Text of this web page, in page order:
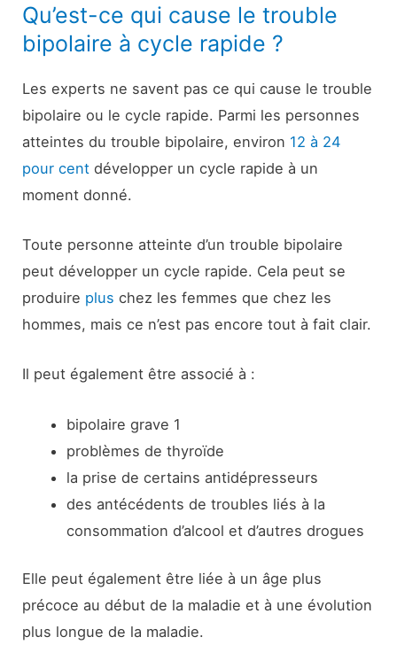
Qu’est-ce qui cause le trouble
bipolaire à cycle rapide ?
Les experts ne savent pas ce qui cause le trouble
bipolaire ou le cycle rapide. Parmi les personnes
atteintes du trouble bipolaire, environ 12 à 24
pour cent développer un cycle rapide à un
moment donné.
Toute personne atteinte d’un trouble bipolaire
peut développer un cycle rapide. Cela peut se
produire plus chez les femmes que chez les
hommes, mais ce n’est pas encore tout à fait clair.
Il peut également être associé à :
bipolaire grave 1
problèmes de thyroïde
la prise de certains antidépresseurs
des antécédents de troubles liés à la
consommation d’alcool et d’autres drogues
Elle peut également être liée à un âge plus
précoce au début de la maladie et à une évolution
plus longue de la maladie.